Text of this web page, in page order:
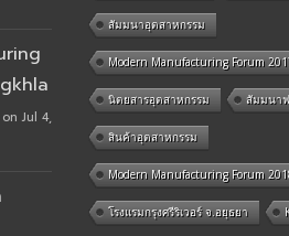
Jul 4,
สัมมนาอุตสาหกรรม
Modern Manufacturing Forum
นิตยสารอุตสาหกรรม สัมมนา
สินค้าอุตสาหกรรม
Modern Manufacturing Forum
โรงแรมกรุงศรีริเวอร์ จ.อยุธยา